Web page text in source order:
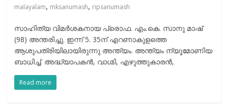
malayalam, mksanumash, ripsanumash
സാഹിത്യ വിമർശകനായ പ്രൊഫ. എം.കെ. സാനു മാഷ്
(98) അന്തരിച്ചു. ഇന്ന് 5. 35ന് എറണാകുളത്തെ
ആശുപത്രിയിലായിരുന്നു അന്ത്യം. അന്ത്യം ന്യൂമോണിയ
ബാധിച്ച്. അദ്ധ്യാപകൻ, വാഗ്മി, എഴുത്തുകാരൻ,
Read more